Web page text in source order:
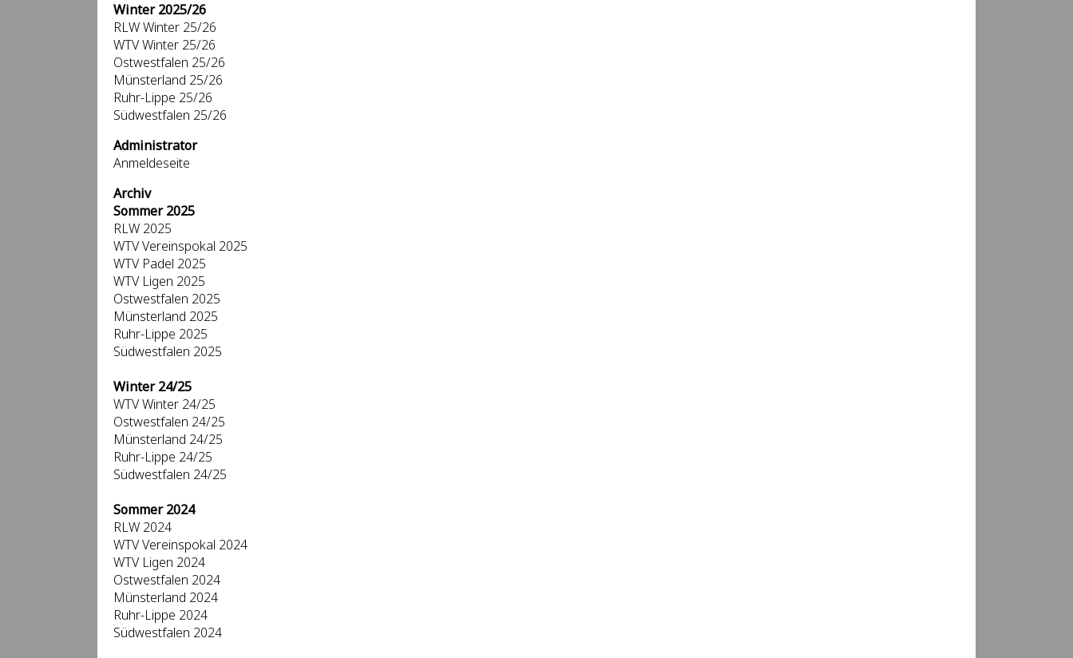
Winter 2025/26
RLW Winter 25/26
WTV Winter 25/26
Ostwestfalen 25/26
Münsterland 25/26
Ruhr-Lippe 25/26
Südwestfalen 25/26
Administrator
Anmeldeseite
Archiv
Sommer 2025
RLW 2025
WTV Vereinspokal 2025
WTV Padel 2025
WTV Ligen 2025
Ostwestfalen 2025
Münsterland 2025
Ruhr-Lippe 2025
Südwestfalen 2025
Winter 24/25
WTV Winter 24/25
Ostwestfalen 24/25
Münsterland 24/25
Ruhr-Lippe 24/25
Südwestfalen 24/25
Sommer 2024
RLW 2024
WTV Vereinspokal 2024
WTV Ligen 2024
Ostwestfalen 2024
Münsterland 2024
Ruhr-Lippe 2024
Südwestfalen 2024